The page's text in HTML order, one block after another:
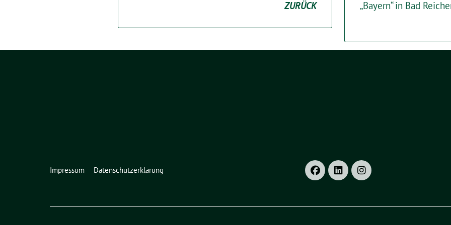
ZURÜCK
„Bayern“ in Bad
Impressum Datenschutzerklärung